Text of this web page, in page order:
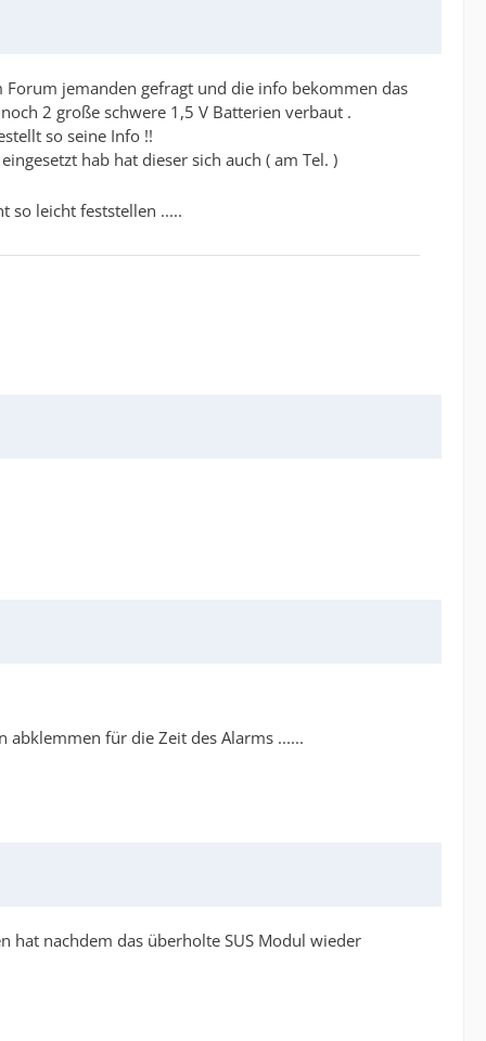
jemanden gefragt und die info bekommen das
2 große schwere 1,5 V Batterien verbaut .
so seine Info !!
hab hat dieser sich auch ( am Tel. )
so leicht feststellen .....
abklemmen für die Zeit des Alarms ......
hat nachdem das überholte SUS Modul wieder